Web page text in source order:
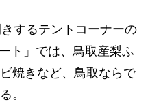
するテントコーナーの
ト」では、鳥取産梨ふ
焼きなど、鳥取ならで
。